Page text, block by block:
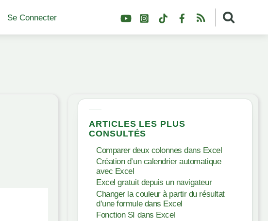
YouTubeInstagramTikTokFacebook
RSS
Se Connecter
ARTICLES LES PLUS
CONSULTÉS
Comparer deux colonnes dans Excel
Création d’un calendrier automatique
avec Excel
Excel gratuit depuis un navigateur
Changer la couleur à partir du résultat
d’une formule dans Excel
Fonction SI dans Excel